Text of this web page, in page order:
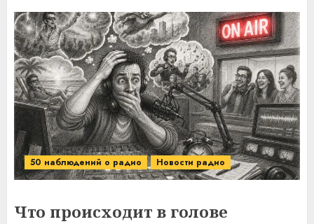
50 наблюдений о радио Новости радио
Что происходит в голове